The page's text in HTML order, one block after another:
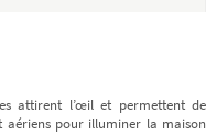
attirent l’œil et permettent de
aériens pour illuminer la maison